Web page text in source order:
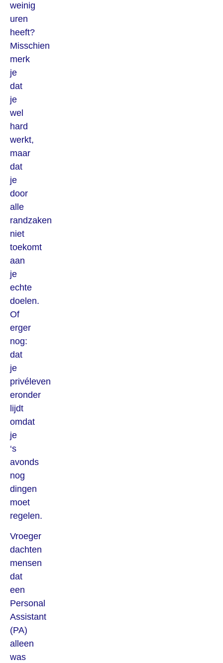
weinig
uren
heeft?
Misschien
merk
je
dat
je
wel
hard
werkt,
maar
dat
je
door
alle
randzaken
niet
toekomt
aan
je
echte
doelen.
Of
erger
nog:
dat
je
privéleven
eronder
lijdt
omdat
je
‘s
avonds
nog
dingen
moet
regelen.
Vroeger
dachten
mensen
dat
een
Personal
Assistant
(PA)
alleen
was